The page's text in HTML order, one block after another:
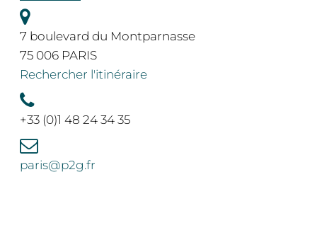
7 boulevard du Montparnasse
75 006 PARIS
Rechercher l'itinéraire
+33 (0)1 48 24 34 35
paris@p2g.fr